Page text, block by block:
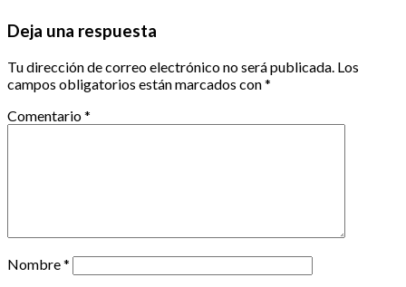
Deja una respuesta
Tu dirección de correo electrónico no será publicada. Los
campos obligatorios están marcados con*
Comentario*
Nombre*